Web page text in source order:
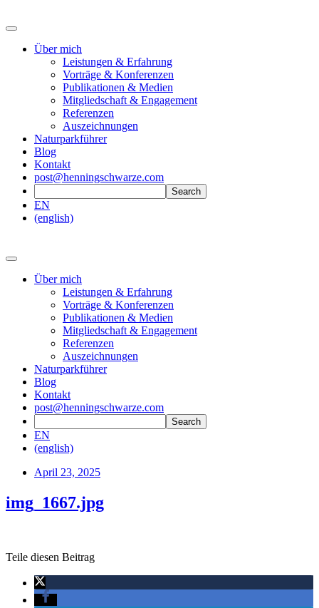
Über mich
Leistungen & Erfahrung
Vorträge & Konferenzen
Publikationen & Medien
Mitgliedschaft & Engagement
Referenzen
Auszeichnungen
Naturparkführer
Blog
Kontakt
post@henningschwarze.com
EN
(english)
Über mich
Leistungen & Erfahrung
Vorträge & Konferenzen
Publikationen & Medien
Mitgliedschaft & Engagement
Referenzen
Auszeichnungen
Naturparkführer
Blog
Kontakt
post@henningschwarze.com
EN
(english)
April 23, 2025
img_1667.jpg
Teile diesen Beitrag